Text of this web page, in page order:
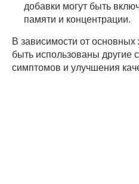
добавки могут быть
памяти и концентрации.
В зависимости от
быть использованы другие
симптомов и улучшения